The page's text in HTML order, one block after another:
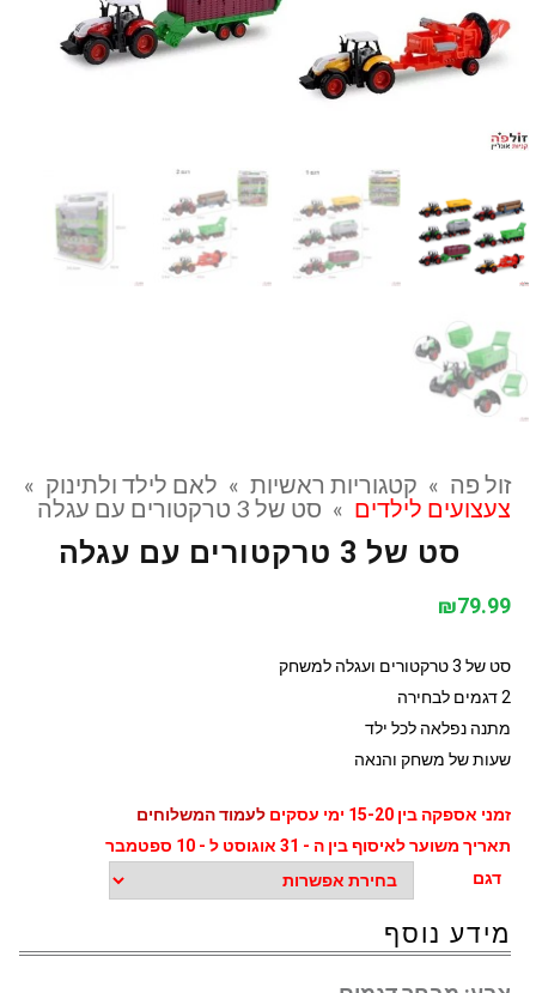
זול פה » קטגוריות ראשיות » לאם לילד ולתינוק »
צעצועים לילדים » סט של 3 טרקטורים עם עגלה
סט של 3 טרקטורים עם עגלה
₪79.99
סט של 3 טרקטורים ועגלה למשחק
2 דגמים לבחירה
מתנה נפלאה לכל ילד
שעות של משחק והנאה
זמני אספקה בין 15-20 ימי עסקים
לעמוד המשלוחים
תאריך משוער לאיסוף בין ה - 31 אוגוסט ל - 10 ספטמבר
דגם
מידע נוסף